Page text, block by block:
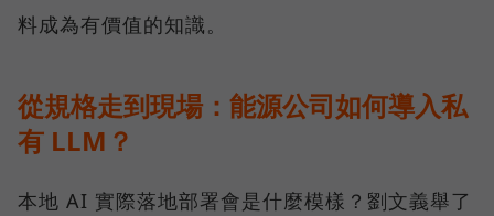
料成為有價值的知識。
從規格走到現場：能源公司如何導入私
有 LLM？
本地 AI 實際落地部署會是什麼模樣？劉文義舉了